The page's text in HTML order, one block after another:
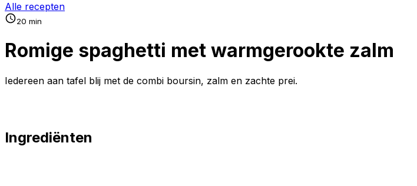
Alle recepten
20 min
Romige spaghetti met warmgerookte zalm
Iedereen aan tafel blij met de combi boursin, zalm en zachte prei.
Ingrediënten